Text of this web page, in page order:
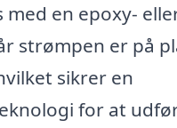
en epoxy-
strømpen er på
sikrer en
for at